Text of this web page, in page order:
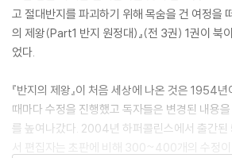
고 절대반지를 파괴하기 위해 목숨을 건 여정을
의 제왕(Part1 반지 원정대)』(전 3권) 1권이 북
었다.
『반지의 제왕』이 처음 세상에 나온 것은 1954
때마다 수정을 진행했고 독자들은 변경된 내용
를 높여나갔다. 2004년 하퍼콜린스에서 출간
서 편집자는 초판에 비해 300~400개의 수정